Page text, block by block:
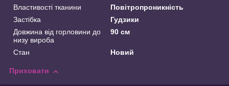
Властивості тканини
Повітропроникність
Застібка
Гудзики
Довжина від горловини до
низу вироба
90 см
Стан Новий
Приховати